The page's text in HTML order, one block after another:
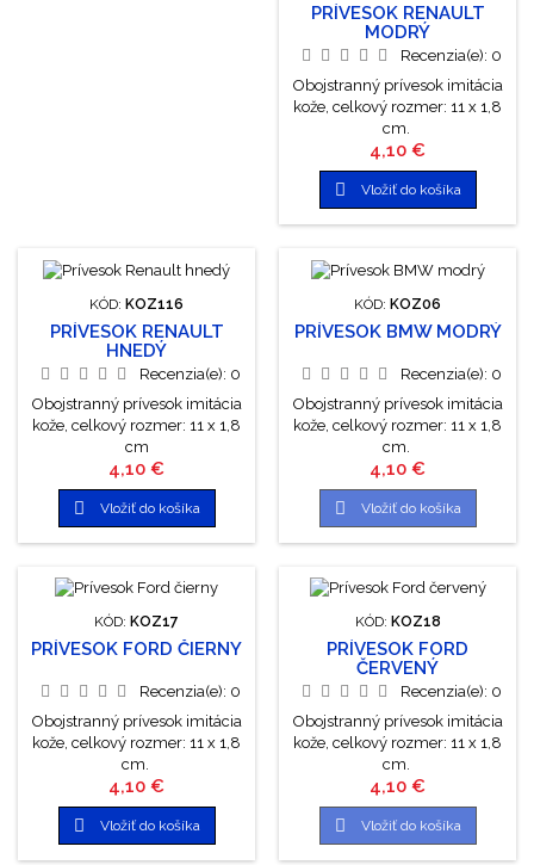
PRÍVESOK RENAULT
MODRÝ
Recenzia(e): 0
Obojstranný prívesok imitácia
kože, celkový rozmer: 11 x 1,8
cm.
Cena
4,10 €
 Vložiť do košíka
KÓD: KOZ116
PRÍVESOK RENAULT
HNEDÝ
Recenzia(e): 0
Obojstranný prívesok imitácia
kože, celkový rozmer: 11 x 1,8
cm
Cena
4,10 €
 Vložiť do košíka
KÓD: KOZ06
PRÍVESOK BMW MODRÝ
Recenzia(e): 0
Obojstranný prívesok imitácia
kože, celkový rozmer: 11 x 1,8
cm.
Cena
4,10 €
 Vložiť do košíka
KÓD: KOZ17
PRÍVESOK FORD ČIERNY
Recenzia(e): 0
Obojstranný prívesok imitácia
kože, celkový rozmer: 11 x 1,8
cm.
Cena
4,10 €
 Vložiť do košíka
KÓD: KOZ18
PRÍVESOK FORD
ČERVENÝ
Recenzia(e): 0
Obojstranný prívesok imitácia
kože, celkový rozmer: 11 x 1,8
cm.
Cena
4,10 €
 Vložiť do košíka